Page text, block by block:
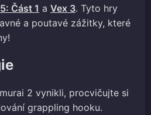
Část 1 a Vex 3. Tyto hry
a poutavé zážitky, které
2 vynikli, procvičujte si
grappling hooku.